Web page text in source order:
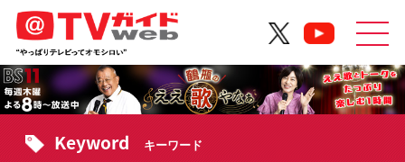
Keyword キーワード